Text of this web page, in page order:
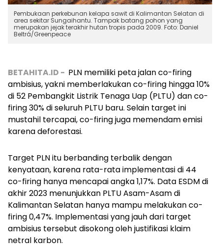
Pembukaan perkebunan kelapa sawit di Kalimantan Selatan di
area sekitar Sungaihantu. Tampak batang pohon yang
merupakan jejak terakhir hutan tropis pada 2009. Foto: Daniel
Beltrá/Greenpeace
BETAHITA.ID - PLN memiliki peta jalan co-firing
ambisius, yakni memberlakukan co-firing hingga 10%
di 52 Pembangkit Listrik Tenaga Uap (PLTU) dan co-
firing 30% di seluruh PLTU baru. Selain target ini
mustahil tercapai, co-firing juga memendam emisi
karena deforestasi.
Target PLN itu berbanding terbalik dengan
kenyataan, karena rata-rata implementasi di 44
co-firing hanya mencapai angka 1,17%. Data ESDM di
akhir 2023 menunjukkan PLTU Asam-Asam di
Kalimantan Selatan hanya mampu melakukan co-
firing 0,47%. Implementasi yang jauh dari target
ambisius tersebut disokong oleh justifikasi klaim
netral karbon.